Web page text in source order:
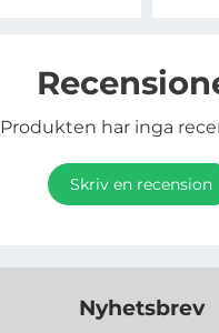
Produkten har inga
Skriv en recension
Nyhetsbrev